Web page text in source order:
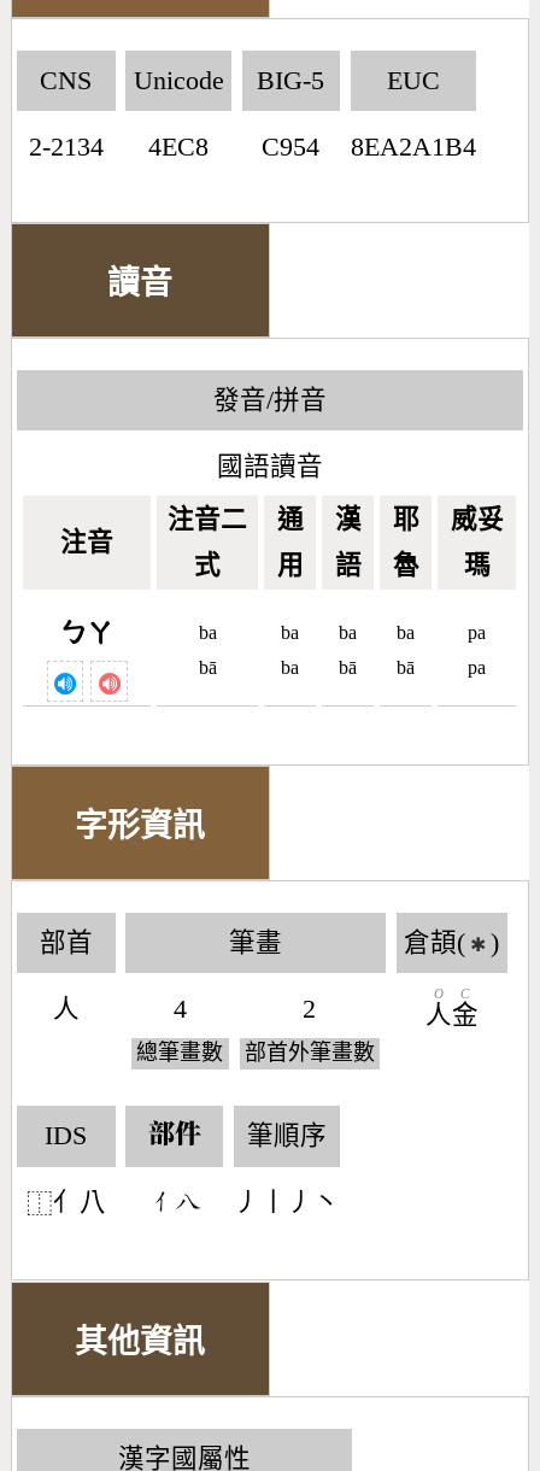
CNS
2-2134
Unicode
4EC8
BIG-5
C954
EUC
8EA2A1B4
讀音
發音/拼音
國語讀音
注音
注音二
式
通
用
漢
語
耶
魯
威妥
瑪
ㄅㄚ
ba
bā
ba
ba
ba
bā
ba
bā
pa
pa
字形資訊
部首
人
筆畫
4
總筆畫數
2
部首外筆畫數
倉頡( ✱ )
人
O
金
C
IDS
⿰亻八
部件
󶀭󶀯
筆順序
丿丨丿丶
其他資訊
漢字國屬性